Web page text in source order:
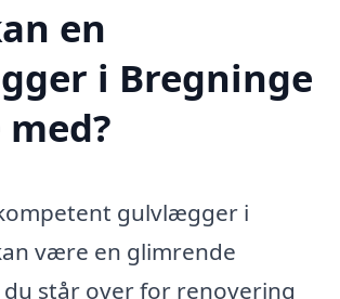
en
i Bregninge
gulvlægger i
være en glimrende
står over for renovering